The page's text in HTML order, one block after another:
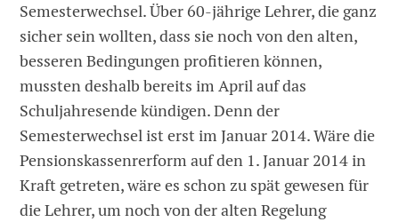
Semesterwechsel. Über 60-jährige Lehrer, die ganz
sicher sein wollten, dass sie noch von den alten,
besseren Bedingungen profitieren können,
mussten deshalb bereits im April auf das
Schuljahresende kündigen. Denn der
Semesterwechsel ist erst im Januar 2014. Wäre die
Pensionskassenrerform auf den 1. Januar 2014 in
Kraft getreten, wäre es schon zu spät gewesen für
die Lehrer, um noch von der alten Regelung